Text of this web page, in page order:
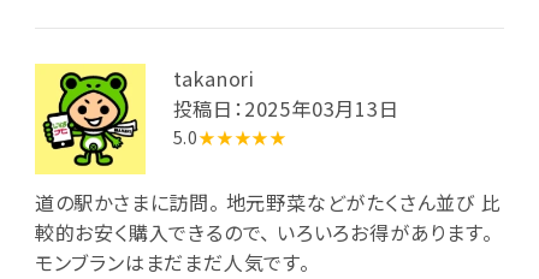
takanori
投稿日：2025年03月13日
5.0★★★★★
道の駅かさまに訪問。 地元野菜などがたくさん並び 比
較的お安く購入できるので、 いろいろお得があります。
モンブランはまだまだ人気です。